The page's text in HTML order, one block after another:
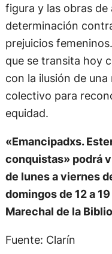
figura y las obras
determinación
prejuicios
que se transita hoy
con la ilusión de
colectivo para
equidad.
«Emancipadxs.
conquistas» podrá
de lunes a viernes
domingos de 12 a
Marechal de la
Fuente: Clarín